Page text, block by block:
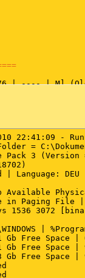
| ---- | M]
---- | M]
| ---- | M]
| ---- | M]
| ---- | M]
| ---- | M]
| ---- | M]
| ---- | M]
| ---- | M] (ATI
---- | M] (O&O
---- | M]
| ---- | M]
---- | M]
---- | M]
| ---- | M]
22:41:09 -
=
Pack 3
Language:
in Paging File |
3072
|
Free Space |
Free Space |
Free Space |